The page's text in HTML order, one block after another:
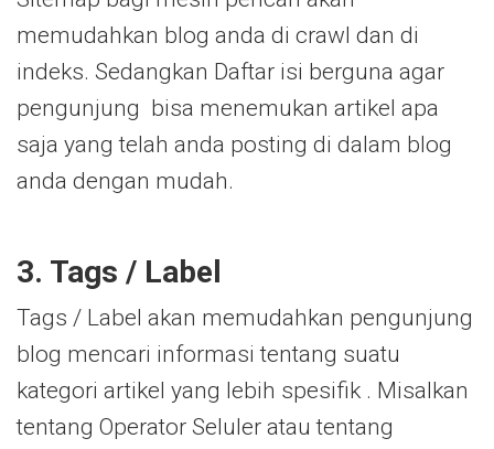
memudahkan blog anda di crawl dan di
indeks. Sedangkan Daftar isi berguna agar
pengunjung bisa menemukan artikel apa
saja yang telah anda posting di dalam blog
anda dengan mudah.
3. Tags / Label
Tags / Label akan memudahkan pengunjung
blog mencari informasi tentang suatu
kategori artikel yang lebih spesifik . Misalkan
tentang Operator Seluler atau tentang